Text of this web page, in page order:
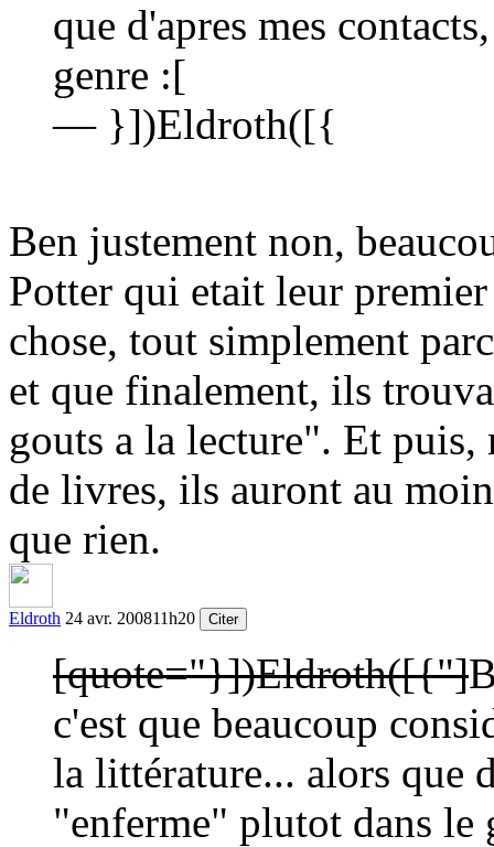
que d'apres mes
genre :[
— }])Eldroth([{
Ben justement non,
Potter qui etait leur
chose, tout simplement
et que finalement, ils
gouts a la lecture". Et
de livres, ils auront au
que rien.
Eldroth 24 avr. 200811h20 Citer
[quote="}])Eldroth([{"]
c'est que beaucoup
la littérature... alors que
"enferme" plutot dans le